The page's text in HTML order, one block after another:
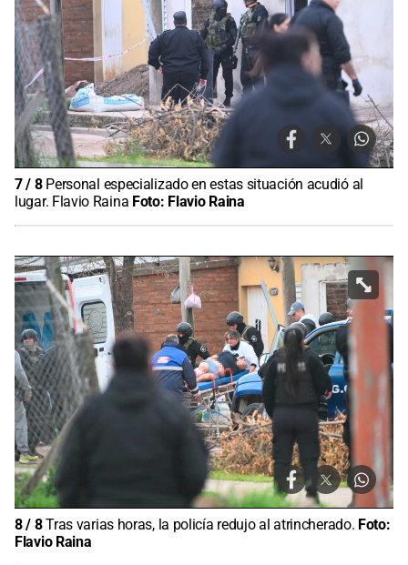
7/ 8 Personal especializado en estas situación acudió al
lugar. Flavio Raina Foto: Flavio Raina
8/ 8Tras varias horas, la policía redujo al atrincherado. Foto:
Flavio Raina